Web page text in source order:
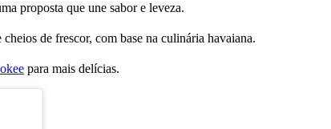
proposta que une sabor e leveza.
de frescor, com base na culinária havaiana.
para mais delícias.